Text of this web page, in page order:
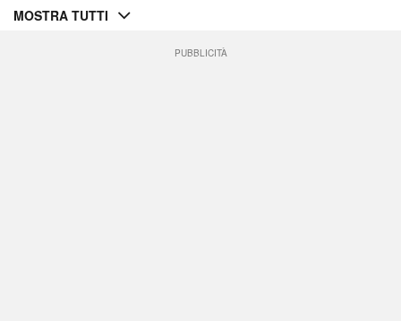
MOSTRA TUTTI
PUBBLICITÀ